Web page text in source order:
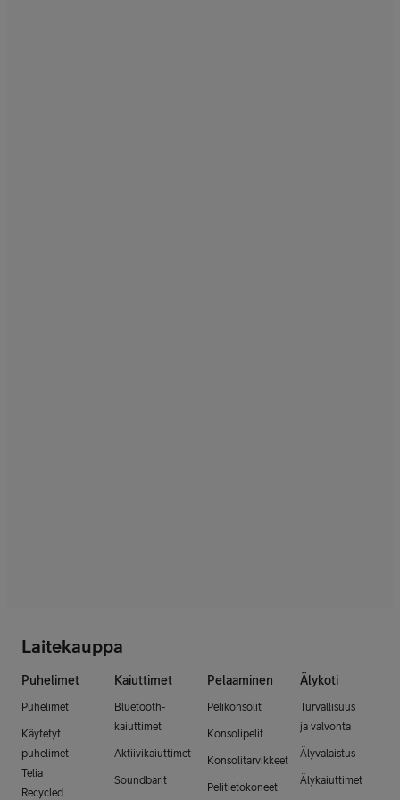
Laitekauppa
Puhelimet
Puhelimet
Käytetyt
puhelimet –
Telia
Recycled
Kaiuttimet
Bluetooth-
kaiuttimet
Aktiivikaiuttimet
Soundbarit
Pelaaminen
Pelikonsolit
Konsolipelit
Konsolitarvikkeet
Pelitietokoneet
Älykoti
Turvallisuus
ja valvonta
Älyvalaistus
Älykaiuttimet